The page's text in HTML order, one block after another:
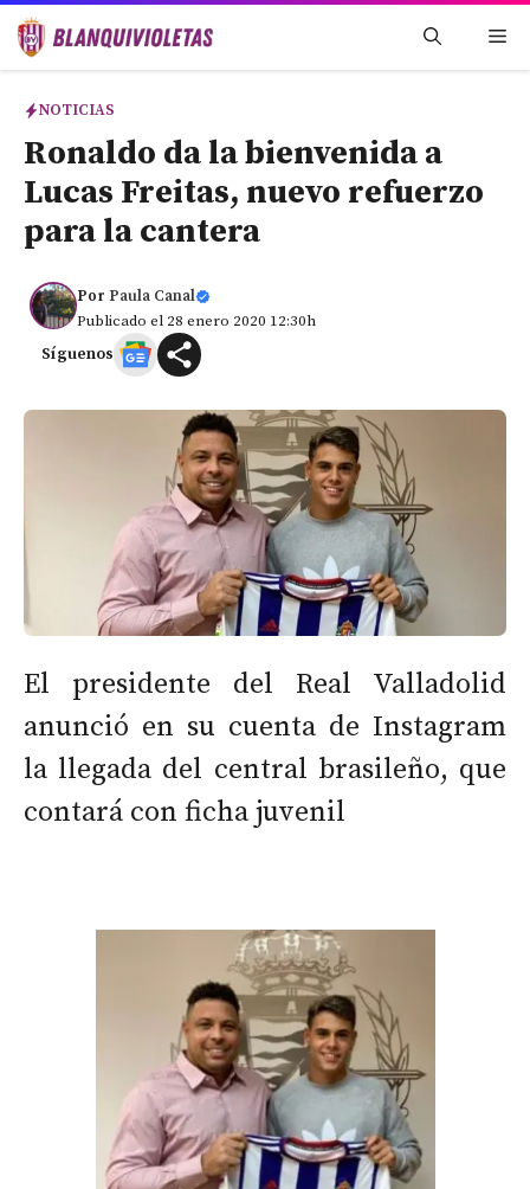
Saltar
NOTICIAS
Ronaldo da la bienvenida a
Lucas Freitas, nuevo refuerzo
para la cantera
Por Paula Canal
Publicado el 28 enero 2020 12:30h
Síguenos
El presidente del Real Valladolid
anunció en su cuenta de Instagram
la llegada del central brasileño, que
contará con ficha juvenil